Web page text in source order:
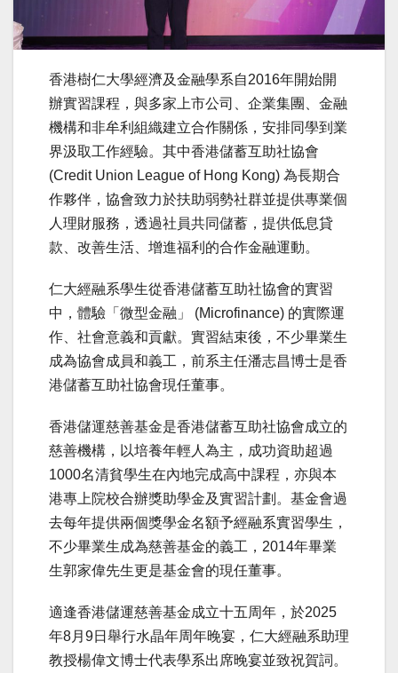
香港樹仁大學經濟及金融學系自2016年開始開
辦實習課程，與多家上市公司、企業集團、金融
機構和非牟利組織建立合作關係，安排同學到業
界汲取工作經驗。其中香港儲蓄互助社協會
(Credit Union League of Hong Kong) 為長期合
作夥伴，協會致力於扶助弱勢社群並提供專業個
人理財服務，透過社員共同儲蓄，提供低息貸
款、改善生活、增進福利的合作金融運動。
仁大經融系學生從香港儲蓄互助社協會的實習
中，體驗「微型金融」 (Microfinance) 的實際運
作、社會意義和貢獻。實習結束後，不少畢業生
成為協會成員和義工，前系主任潘志昌博士是香
港儲蓄互助社協會現任董事。
香港儲運慈善基金是香港儲蓄互助社協會成立的
慈善機構，以培養年輕人為主，成功資助超過
1000名清貧學生在內地完成高中課程，亦與本
港專上院校合辦獎助學金及實習計劃。基金會過
去每年提供兩個獎學金名額予經融系實習學生，
不少畢業生成為慈善基金的義工，2014年畢業
生郭家偉先生更是基金會的現任董事。
適逢香港儲運慈善基金成立十五周年，於2025
年8月9日舉行水晶年周年晚宴，仁大經融系助理
教授楊偉文博士代表學系出席晚宴並致祝賀詞。